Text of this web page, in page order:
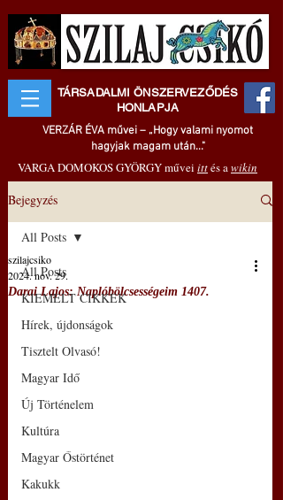
TÁRSADALMI ÖNSZERVEZŐDÉS
HONLAPJA
VERZÁR ÉVA művei – „Hogy valami nyomot
hagyjak magam után..."
VARGA DOMOKOS GYÖRGY művei ittés awikin
Bejegyzés
All Posts
KIEMELT CIKKEK
Hírek, újdonságok
Tisztelt Olvasó!
Magyar Idő
Új Történelem
Kultúra
Magyar Őstörténet
Kakukk
All Posts
Darai Lajos: Naplóbölcsességeim 1407.
szilajcsiko
2024. nov. 29.